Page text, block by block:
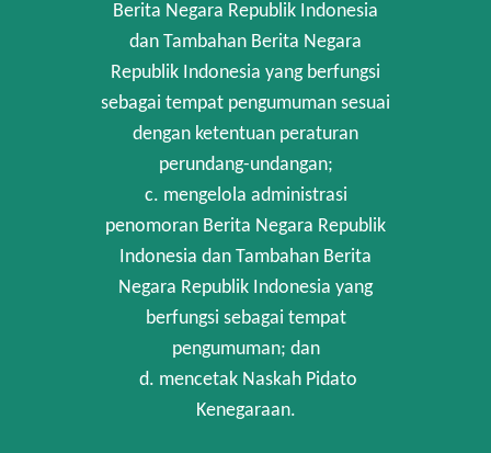
Berita Negara Republik Indonesia
dan Tambahan Berita Negara
Republik Indonesia yang berfungsi
sebagai tempat pengumuman sesuai
dengan ketentuan peraturan
perundang-undangan;
c. mengelola administrasi
penomoran Berita Negara Republik
Indonesia dan Tambahan Berita
Negara Republik Indonesia yang
berfungsi sebagai tempat
pengumuman; dan
d. mencetak Naskah Pidato
Kenegaraan.